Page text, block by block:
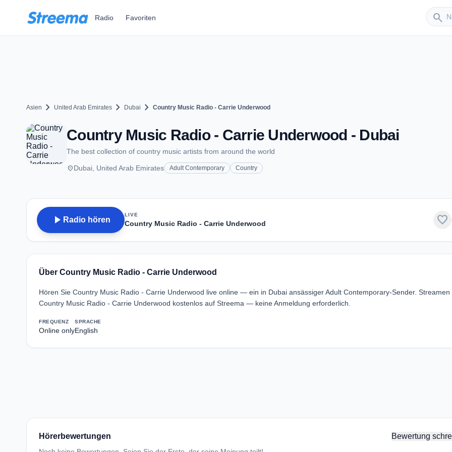
Radio Favoriten search
Sender
Asien chevron_right United Arab Emirates chevron_right Dubai chevron_right Country Music Radio - Carrie Underwood
Country Music Radio - Carrie Underwood - Dubai
The best collection of country music artists from around the world
placeDubai, United Arab Emirates Adult Contemporary Country
play_arrow Radio hören
LIVE
Country Music Radio - Carrie Underwood favorite
Über Country Music Radio - Carrie Underwood
Hören Sie Country Music Radio - Carrie Underwood live online — ein in Dubai ansässiger Adult Contemporary-Sender. Streamen
Country Music Radio - Carrie Underwood kostenlos auf Streema — keine Anmeldung erforderlich.
FREQUENZ
Online only
SPRACHE
English
Hörerbewertungen Bewertung